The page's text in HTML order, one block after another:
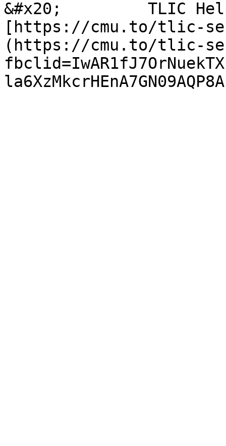
&#x20;         TLIC
[https://cmu.to/tlic-
(https://cmu.to/tlic-